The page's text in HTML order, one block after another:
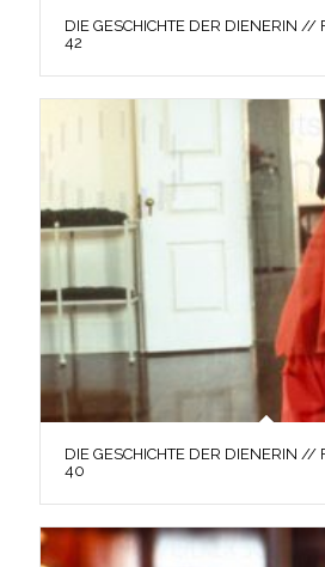
DIE GESCHICHTE DER DIENERIN
42
DIE GESCHICHTE DER DIENERIN
40